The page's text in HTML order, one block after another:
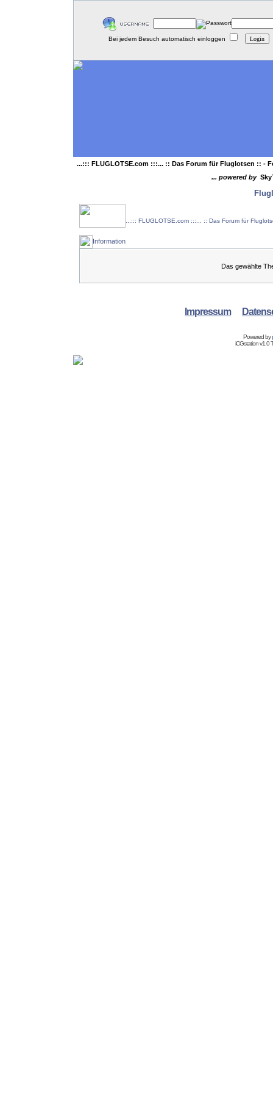
Bei jedem Besuch automatisch einloggen
...::: FLUGLOTSE.com :::... :: Das Forum für Fluglotsen :: -
... powered by
...::: FLUGLOTSE.com :::... :: Das Forum für
Information
Das gewählte
Impressum
Powered by
iCGstation v1.0